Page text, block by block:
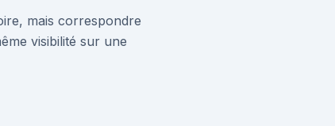
mais correspondre
visibilité sur une